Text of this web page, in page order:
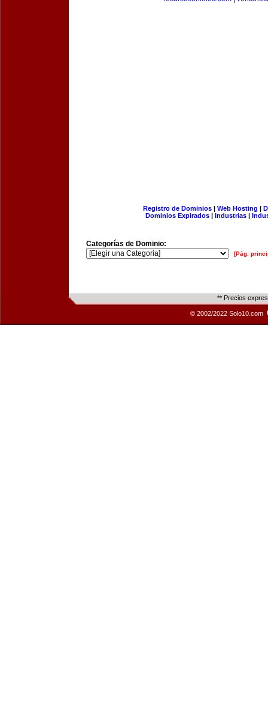
Registro de Dominios| Web Hosting |
Dominios Expirados | Industrias |
Categorías de Dominio:
[Pág.
** Precios
© 2002/2022 Solo10.com